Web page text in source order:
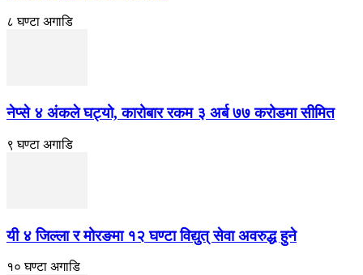
८ घण्टा अगाडि
नेप्से ४ अंकले घट्यो, कारोबार रकम ३ अर्ब ७७ करोडमा सीमित
९ घण्टा अगाडि
यी ४ जिल्ला र मोरङमा १२ घण्टा विद्युत् सेवा अवरुद्ध हुने
१० घण्टा अगाडि